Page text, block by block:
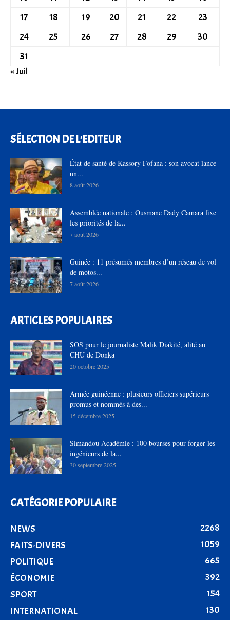
17
18 19 20 21 22
23
24
25 26 27 28 29
30
31
« Juil
SÉLECTION DE L'EDITEUR
État de santé de Kassory Fofana : son avocat lance
un...
8 août 2026
Assemblée nationale : Ousmane Dady Camara fixe
les priorités de la...
7 août 2026
Guinée : 11 présumés membres d’un réseau de vol
de motos...
7 août 2026
ARTICLES POPULAIRES
SOS pour le journaliste Malik Diakité, alité au
CHU de Donka
20 octobre 2025
Armée guinéenne : plusieurs officiers supérieurs
promus et nommés à des...
15 décembre 2025
Simandou Académie : 100 bourses pour forger les
ingénieurs de la...
30 septembre 2025
CATÉGORIE POPULAIRE
NEWS
2268
FAITS-DIVERS
1059
POLITIQUE
665
ÉCONOMIE
392
SPORT
154
INTERNATIONAL
130